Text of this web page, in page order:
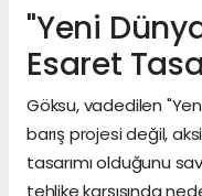
"Yeni
Esaret
Göksu, vadedilen
barış projesi değil,
tasarımı olduğunu
tehlike karşısında